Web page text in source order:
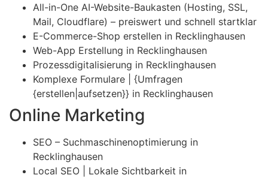
All-in-One AI-Website-Baukasten (Hosting, SSL,
Mail, Cloudflare) – preiswert und schnell startklar
E-Commerce-Shop erstellen in Recklinghausen
Web-App Erstellung in Recklinghausen
Prozessdigitalisierung in Recklinghausen
Komplexe Formulare | {Umfragen
{erstellen|aufsetzen}} in Recklinghausen
Online Marketing
SEO – Suchmaschinenoptimierung in
Recklinghausen
Local SEO | Lokale Sichtbarkeit in